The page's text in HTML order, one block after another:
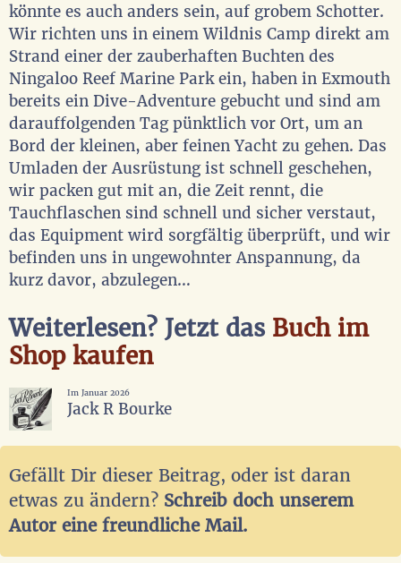
könnte es auch anders sein, auf grobem Schotter.
Wir richten uns in einem Wildnis Camp direkt am
Strand einer der zauberhaften Buchten des
Ningaloo Reef Marine Park ein, haben in Exmouth
bereits ein Dive-Adventure gebucht und sind am
darauffolgenden Tag pünktlich vor Ort, um an
Bord der kleinen, aber feinen Yacht zu gehen. Das
Umladen der Ausrüstung ist schnell geschehen,
wir packen gut mit an, die Zeit rennt, die
Tauchflaschen sind schnell und sicher verstaut,
das Equipment wird sorgfältig überprüft, und wir
befinden uns in ungewohnter Anspannung, da
kurz davor, abzulegen…
Weiterlesen? Jetzt das Buch im
Shop kaufen
Im Januar 2026
Jack R Bourke
Gefällt Dir dieser Beitrag, oder ist daran
etwas zu ändern? Schreib doch unserem
Autor eine freundliche Mail.